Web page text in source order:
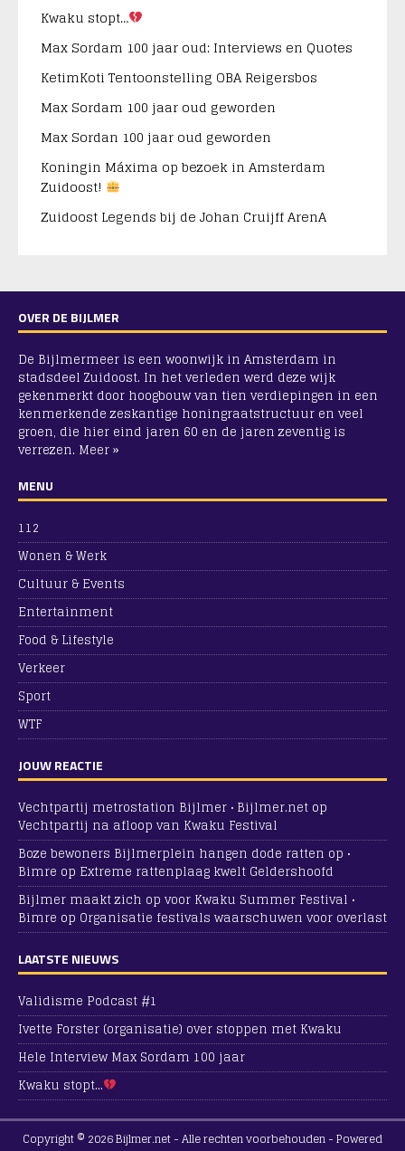
Kwaku stopt…
Max Sordam 100 jaar oud: Interviews en Quotes
KetimKoti Tentoonstelling OBA Reigersbos
Max Sordam 100 jaar oud geworden
Max Sordan 100 jaar oud geworden
Koningin Máxima op bezoek in Amsterdam
Zuidoost!
Zuidoost Legends bij de Johan Cruijff ArenA
OVER DE BIJLMER
De Bijlmermeer is een woonwijk in Amsterdam in
stadsdeel Zuidoost. In het verleden werd deze wijk
gekenmerkt door hoogbouw van tien verdiepingen in een
kenmerkende zeskantige honingraatstructuur en veel
groen, die hier eind jaren 60 en de jaren zeventig is
verrezen. Meer »
MENU
112
Wonen & Werk
Cultuur & Events
Entertainment
Food & Lifestyle
Verkeer
Sport
WTF
JOUW REACTIE
Vechtpartij metrostation Bijlmer • Bijlmer.net op
Vechtpartij na afloop van Kwaku Festival
Boze bewoners Bijlmerplein hangen dode ratten op •
Bimre op Extreme rattenplaag kwelt Geldershoofd
Bijlmer maakt zich op voor Kwaku Summer Festival •
Bimre op Organisatie festivals waarschuwen voor overlast
LAATSTE NIEUWS
Validisme Podcast #1
Ivette Forster (organisatie) over stoppen met Kwaku
Hele Interview Max Sordam 100 jaar
Kwaku stopt…
Copyright © 2026 Bijlmer.net - Alle rechten voorbehouden - Powered